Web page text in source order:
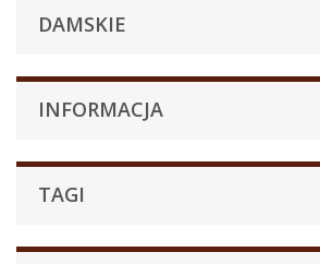
DAMSKIE
INFORMACJA
TAGI